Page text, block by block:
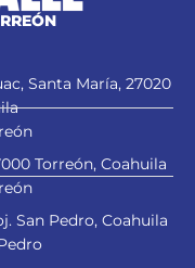
Santa María, 27020
Torreón, Coahuila
San Pedro, Coahuila